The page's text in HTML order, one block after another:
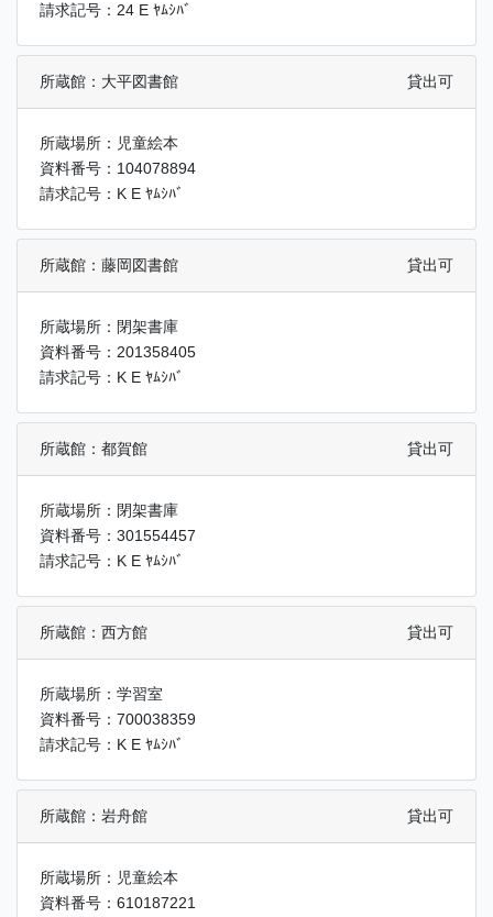
請求記号：24 E ﾔﾑｼﾊﾞ
所蔵館：大平図書館 貸出可
所蔵場所：児童絵本
資料番号：104078894
請求記号：K E ﾔﾑｼﾊﾞ
所蔵館：藤岡図書館 貸出可
所蔵場所：閉架書庫
資料番号：201358405
請求記号：K E ﾔﾑｼﾊﾞ
所蔵館：都賀館 貸出可
所蔵場所：閉架書庫
資料番号：301554457
請求記号：K E ﾔﾑｼﾊﾞ
所蔵館：西方館 貸出可
所蔵場所：学習室
資料番号：700038359
請求記号：K E ﾔﾑｼﾊﾞ
所蔵館：岩舟館 貸出可
所蔵場所：児童絵本
資料番号：610187221